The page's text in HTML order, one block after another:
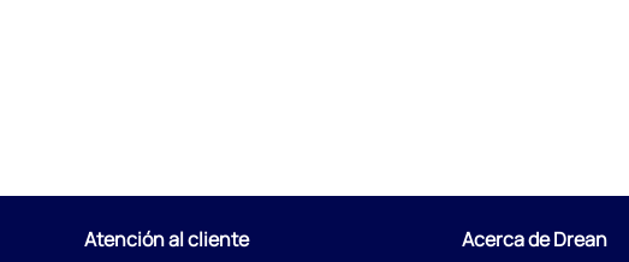
Atención al cliente Acerca de Drean